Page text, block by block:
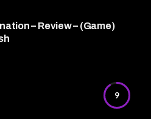
– Review – (Game)
9